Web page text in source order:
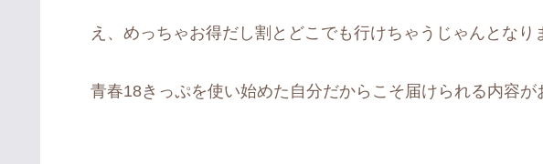
え、めっちゃお得だし割とどこでも行けちゃうじゃんとなり
青春18きっぷを使い始めた自分だからこそ届けられる内容が